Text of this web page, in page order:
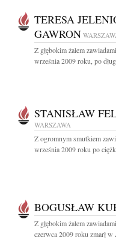
TERESA
GAWRON
Z głębokim żalem
września 2009 roku, po
STANISŁAW
WARSZAWA
Z ogromnym smutkiem
września 2009 roku po
BOGUSŁAW
Z głębokim żalem
czerwca 2009 roku zmarł